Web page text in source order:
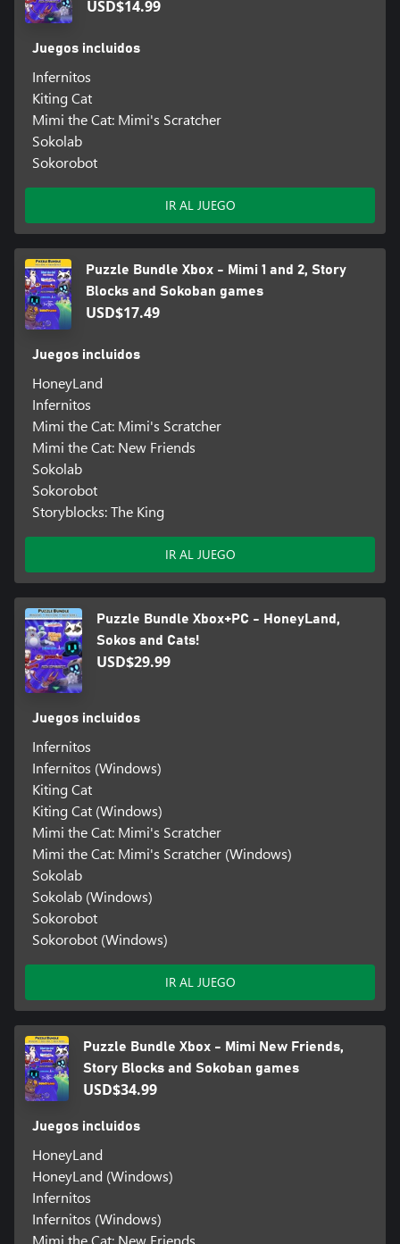
USD$14.99
Juegos incluidos
Infernitos
Kiting Cat
Mimi the Cat: Mimi's Scratcher
Sokolab
Sokorobot
IR AL JUEGO
Puzzle Bundle Xbox - Mimi 1 and 2, Story
Blocks and Sokoban games
USD$17.49
Juegos incluidos
HoneyLand
Infernitos
Mimi the Cat: Mimi's Scratcher
Mimi the Cat: New Friends
Sokolab
Sokorobot
Storyblocks: The King
IR AL JUEGO
Puzzle Bundle Xbox+PC - HoneyLand,
Sokos and Cats!
USD$29.99
Juegos incluidos
Infernitos
Infernitos (Windows)
Kiting Cat
Kiting Cat (Windows)
Mimi the Cat: Mimi's Scratcher
Mimi the Cat: Mimi's Scratcher (Windows)
Sokolab
Sokolab (Windows)
Sokorobot
Sokorobot (Windows)
IR AL JUEGO
Puzzle Bundle Xbox - Mimi New Friends,
Story Blocks and Sokoban games
USD$34.99
Juegos incluidos
HoneyLand
HoneyLand (Windows)
Infernitos
Infernitos (Windows)